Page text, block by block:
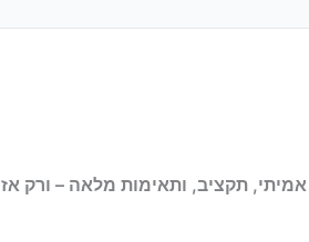
תקציב, ותאימות מלאה – ורק אז